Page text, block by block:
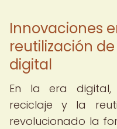
Innovaciones
reutilización
digital
En la era digital,
reciclaje y la
revolucionado la